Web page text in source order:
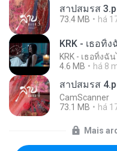
สาปสมรส
73.4 MB há
KRK - เธอทิ้
KRK - เธอทิ้งฉั
4.6 MB
há 8
สาปสมรส
CamScanner
73.1 MB
há
Mais